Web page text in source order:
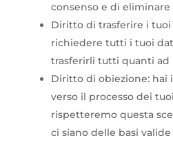
consenso e di
Diritto di trasferire i
richiedere tutti i tuoi
trasferirli tutti quanti ad
Diritto di obiezione: hai
verso il processo dei
rispetteremo questa
ci siano delle basi